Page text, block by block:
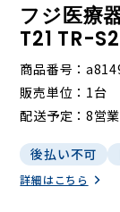
フジ医療
T21 TR-
商品番号
販売単位
1台
配送予定
8営
後払い不可
詳細はこちら